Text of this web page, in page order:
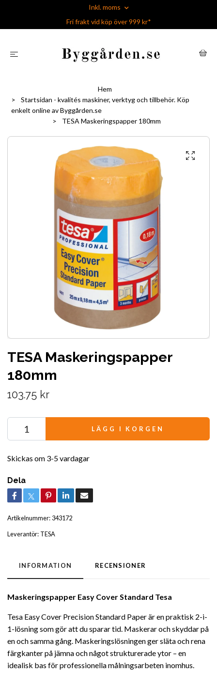
Inkl. moms
Fri frakt vid köp över 999 kr*
Hem
Startsidan - kvalités maskiner, verktyg och tillbehör. Köp
enkelt online av Byggården.se
TESA Maskeringspapper 180mm
TESA Maskeringspapper
180mm
103.75 kr
LÄGG I KORGEN
Skickas om 3-5 vardagar
Dela
Artikelnummer: 343172
Leverantör: TESA
INFORMATION RECENSIONER
Maskeringspapper Easy Cover Standard Tesa
Tesa Easy Cover Precision Standard Paper är en praktisk 2-i-
1-lösning som gör att du sparar tid. Maskerar och skyddar på
en och samma gång. Maskeringslösningen ger släta och rena
färgkanter på jämna och något strukturerade ytor – en
idealisk bas för professionella målningsarbeten inomhus.